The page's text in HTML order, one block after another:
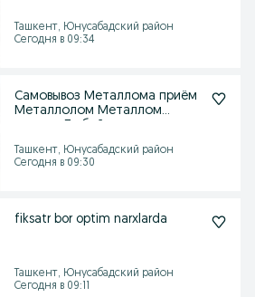
Ташкент, Юнусабадский район
Сегодня в 09:34
Самовывоз Металлома приём
Металлолом Металлом
Ташкент, Юнусабадский район
Сегодня в 09:30
fiksatr bor optim narxlarda
Ташкент, Юнусабадский район
Сегодня в 09:11